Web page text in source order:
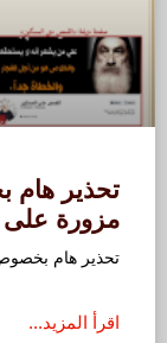
تحذير
مزورة على
تحذير هام
اقرأ المزيد...